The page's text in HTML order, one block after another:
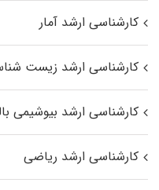
کارشناسی ارشد آمار
کارشناسی ارشد زیست
کارشناسی ارشد بیوشیمی
کارشناسی ارشد ریاضی